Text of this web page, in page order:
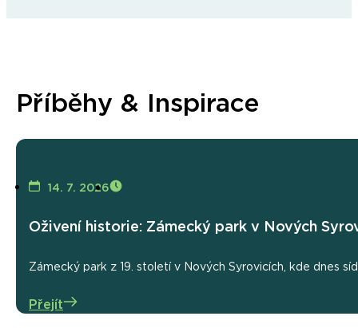
Příběhy & Inspirace
14. 7. 2026
Oživení historie: Zámecký park v Nových
Zámecký park z 19. století v Nových Syrovicích, kde dnes
Přejít